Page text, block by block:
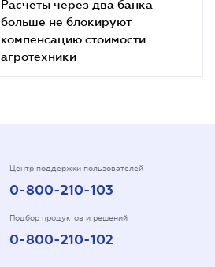
Расчеты через два банка
больше не блокируют
компенсацию стоимости
агротехники
Центр поддержки пользователей
0-800-210-103
Подбор продуктов и решений
0-800-210-102